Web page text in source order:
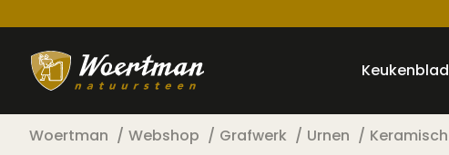
Woertman Webshop Grafwerk Urnen